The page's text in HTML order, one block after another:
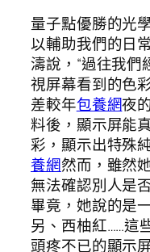
量子點優勝的光
以輔助我們的日
濤說，“過往我
視屏幕看到的色
差較年包養網夜
料後，顯示屏能
彩，顯示出特殊
養網然而，雖然
無法確認別人是
畢竟，她說的是
另、西柚紅……這
頭疼不已的顯示